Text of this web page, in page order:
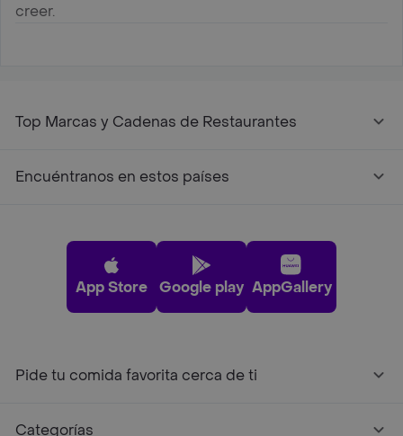
creer.
Top Marcas y Cadenas de Restaurantes
Encuéntranos en estos países
App Store Google play AppGallery
Pide tu comida favorita cerca de ti
Categorías